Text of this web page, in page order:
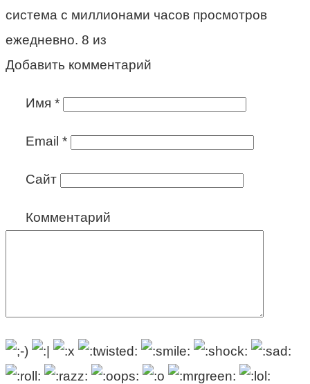
система с миллионами часов просмотров
ежедневно. 8 из
Добавить комментарий
Имя *
Email *
Сайт
Комментарий